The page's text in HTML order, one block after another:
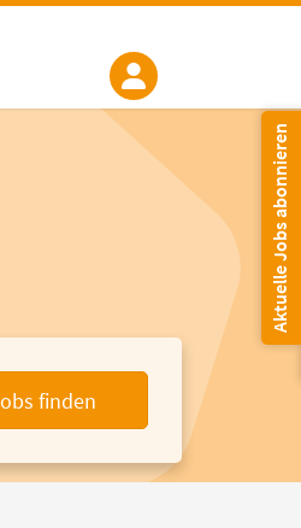
Aktuelle Jobs abonnieren
finden